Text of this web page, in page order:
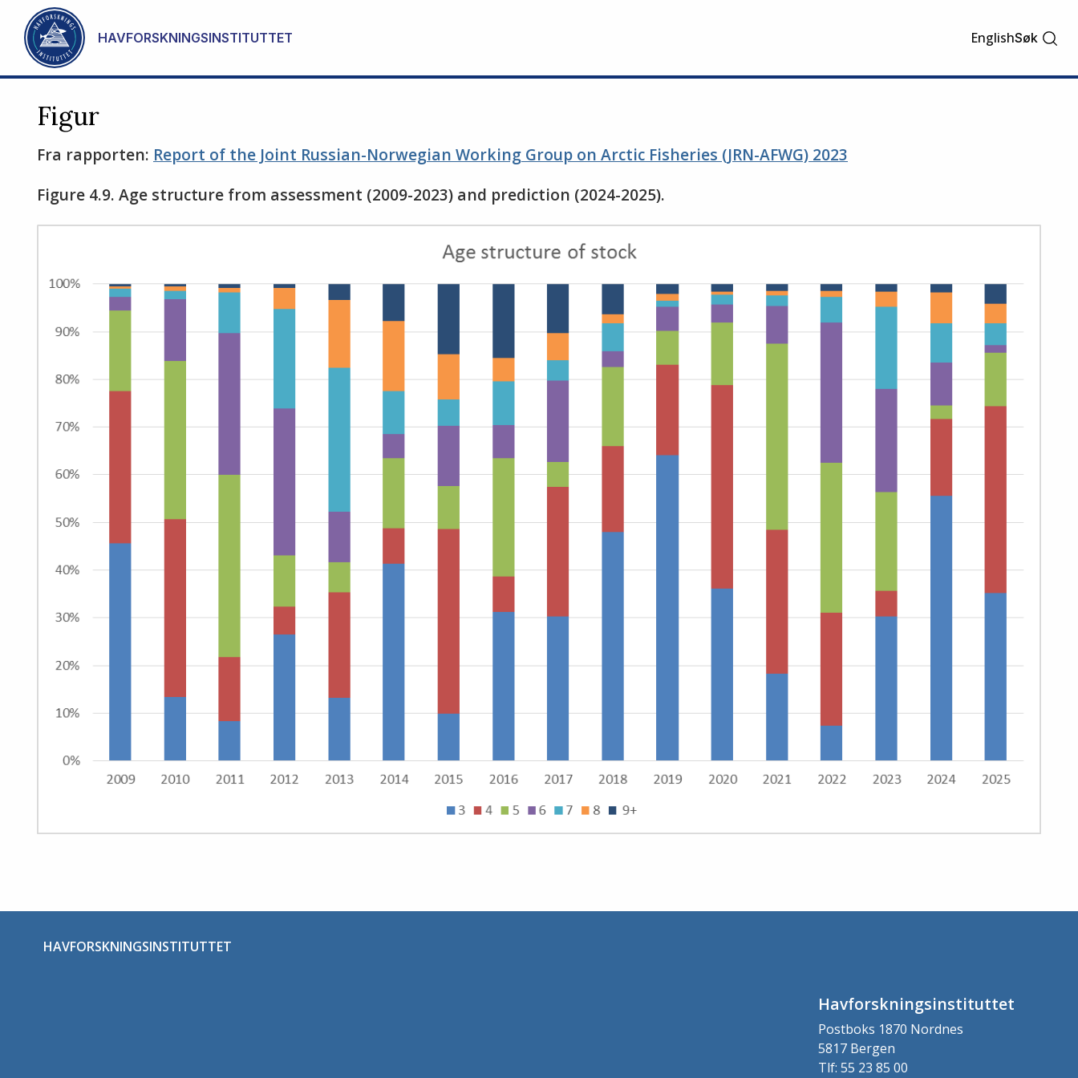
Gå til hovedinnhold
HAVFORSKNINGSINSTITUTTET EnglishSøk
Figur
Fra rapporten: Report of the Joint Russian-Norwegian Working Group on Arctic Fisheries (JRN-AFWG) 2023
Figure 4.9. Age structure from assessment (2009-2023) and prediction (2024-2025).
HAVFORSKNINGSINSTITUTTET
Havforskningsinstituttet
Postboks 1870 Nordnes
5817 Bergen
Tlf: 55 23 85 00